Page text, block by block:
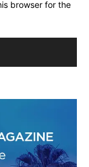
browser for the